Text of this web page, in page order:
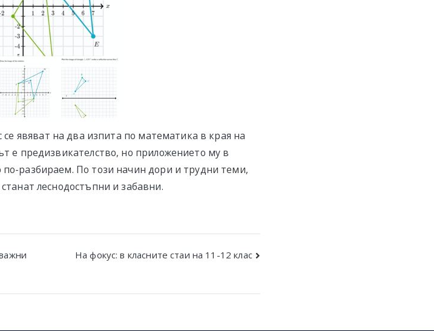
се явяват на два изпита по математика в края на
е предизвикателство, но приложението му в
разбираем. По този начин дори и трудни теми,
леснодостъпни и забавни.
На фокус: в класните стаи на 11-12 клас